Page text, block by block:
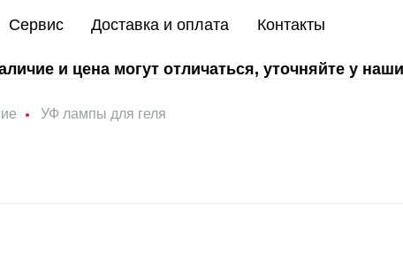
Сервис Доставка и оплата Контакты
и цена могут отличаться, уточняйте у
УФ лампы для геля